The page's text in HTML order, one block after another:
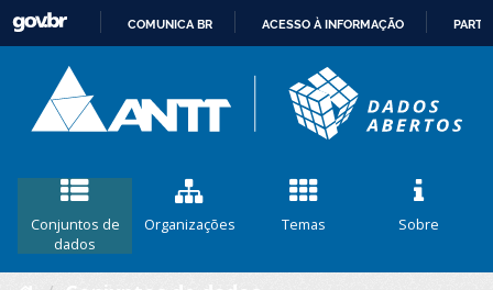
CONTEÚDO
COMUNICA BR ACESSO À INFORMAÇÃO
Conjuntos de
dados
Organizações Temas Sobre